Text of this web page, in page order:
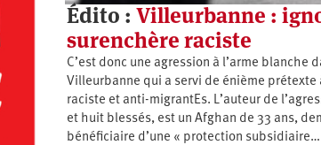
Édito : Villeurbanne :
surenchère raciste
C’est donc une agression à l’arme blanche
Villeurbanne qui a servi de énième prétexte
raciste et anti-migrantEs. L’auteur de
et huit blessés, est un Afghan de 33 ans,
bénéficiaire d’une « protection subsidiaire…